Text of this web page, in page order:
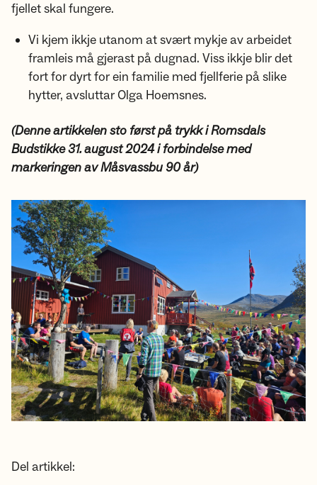
fjellet skal fungere.
Vi kjem ikkje utanom at svært mykje av arbeidet
framleis må gjerast på dugnad. Viss ikkje blir det
fort for dyrt for ein familie med fjellferie på slike
hytter, avsluttar Olga Hoemsnes.
(Denne artikkelen sto først på trykk i Romsdals
Budstikke 31. august 2024 i forbindelse med
markeringen av Måsvassbu 90 år)
Del artikkel: